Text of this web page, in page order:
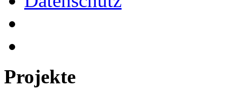
Projekte